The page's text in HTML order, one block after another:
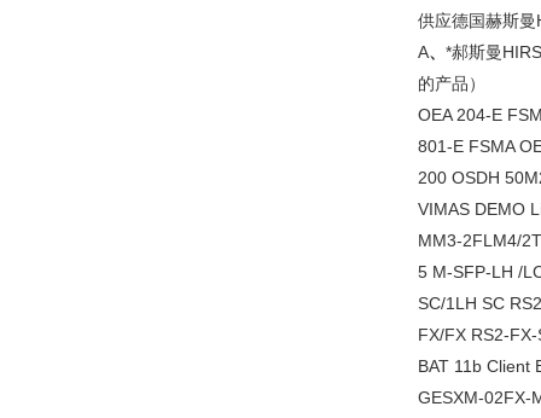
供应德国赫斯
A、 *郝斯曼
的产品）
OEA 204-E
801-E FSMA
200 OSDH
VIMAS DEMO
MM3-2FLM4/
5 M-SFP-LH /
SC/1LH SC
FX/FX RS2-
BAT 11b Client
GESXM-02FX-